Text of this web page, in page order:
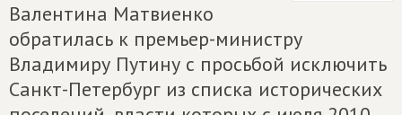
Валентина Матвиенко
обратилась к премьер-министру
Владимиру Путину с просьбой исключить
Санкт-Петербург из списка исторических